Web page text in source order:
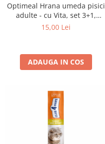
Optimeal Hrana umeda pisici
adulte - cu Vita, set 3+1,
4*0,085kg
15,00 Lei
ADAUGA IN COS